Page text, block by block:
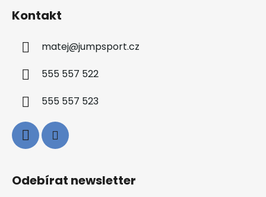
Kontakt
matej@jumpsport.cz
555 557 522
555 557 523
Odebírat newsletter